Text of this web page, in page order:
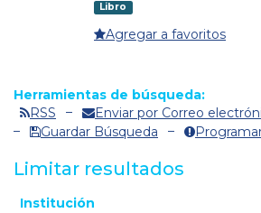
Libro
Agregar a favoritos
Herramientas de búsqueda:
RSS
Enviar por Correo
Guardar Búsqueda
Limitar resultados
La página se volverá a cargar cuando
Institución